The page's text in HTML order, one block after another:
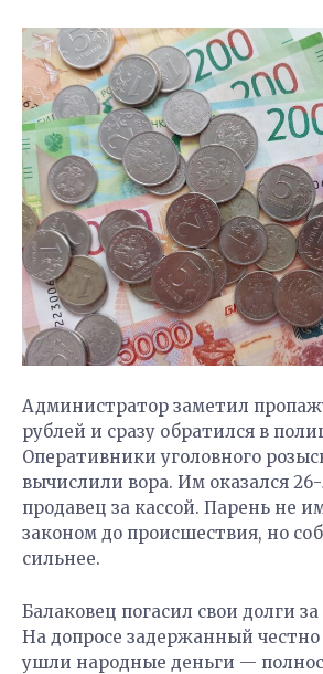
Администратор заметил
рублей и сразу обратился в
Оперативники уголовного
вычислили вора. Им оказался
продавец за кассой. Парень не
законом до происшествия, но
сильнее.
Балаковец погасил свои долги
На допросе задержанный честно
ушли народные деньги —